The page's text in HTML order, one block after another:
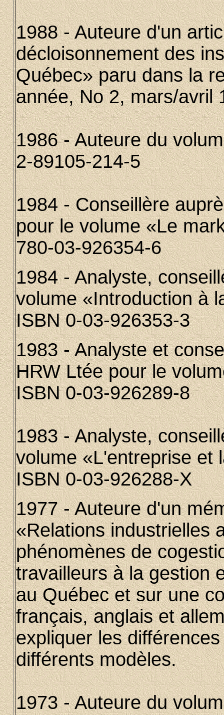
1988 - Auteure d'un
décloisonnement des
Québec» paru dans la
année, No 2, mars/avril
1986 - Auteure du
2-89105-214-5
1984 - Conseillère
pour le volume «Le
780-03-926354-6
1984 - Analyste,
volume «Introduction à
ISBN 0-03-926353-3
1983 - Analyste et
HRW Ltée pour le
ISBN 0-03-926289-8
1983 - Analyste,
volume «L'entreprise et
ISBN 0-03-926288-X
1977 - Auteure d'un
«Relations industrielles
phénomènes de
travailleurs à la gestion
au Québec et sur une
français, anglais et
expliquer les
différents modèles.
1973 - Auteure du